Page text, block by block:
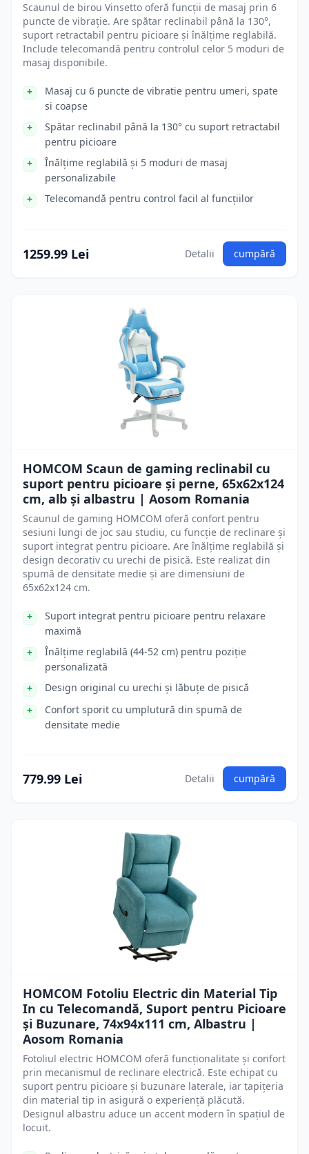
Scaunul de birou Vinsetto oferă funcții de masaj prin 6
puncte de vibrație. Are spătar reclinabil până la 130°,
suport retractabil pentru picioare și înălțime reglabilă.
Include telecomandă pentru controlul celor 5 moduri de
masaj disponibile.
Masaj cu 6 puncte de vibratie pentru umeri, spate
si coapse
Spătar reclinabil până la 130° cu suport retractabil
pentru picioare
Înălțime reglabilă și 5 moduri de masaj
personalizabile
Telecomandă pentru control facil al funcțiilor
1259.99 Lei Detalii cumpără
HOMCOM Scaun de gaming reclinabil cu
suport pentru picioare și perne, 65x62x124
cm, alb și albastru | Aosom Romania
Scaunul de gaming HOMCOM oferă confort pentru
sesiuni lungi de joc sau studiu, cu funcție de reclinare și
suport integrat pentru picioare. Are înălțime reglabilă și
design decorativ cu urechi de pisică. Este realizat din
spumă de densitate medie și are dimensiuni de
65x62x124 cm.
Suport integrat pentru picioare pentru relaxare
maximă
Înălțime reglabilă (44-52 cm) pentru poziție
personalizată
Design original cu urechi și lăbuțe de pisică
Confort sporit cu umplutură din spumă de
densitate medie
779.99 Lei Detalii cumpără
HOMCOM Fotoliu Electric din Material Tip
In cu Telecomandă, Suport pentru Picioare
și Buzunare, 74x94x111 cm, Albastru |
Aosom Romania
Fotoliul electric HOMCOM oferă funcționalitate și confort
prin mecanismul de reclinare electrică. Este echipat cu
suport pentru picioare și buzunare laterale, iar tapițeria
din material tip in asigură o experiență plăcută.
Designul albastru aduce un accent modern în spațiul de
locuit.